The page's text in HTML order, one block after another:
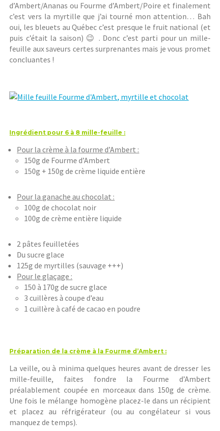
d’Ambert/Ananas ou Fourme d’Ambert/Poire et finalement
c’est vers la myrtille que j’ai tourné mon attention… Bah
oui, les bleuets au Québec c’est presque le fruit national (et
puis c’était la saison) 😉 . Donc c’est parti pour un mille-
feuille aux saveurs certes surprenantes mais je vous promet
concluantes !
Ingrédient pour 6 à 8 mille-feuille :
Pour la crème à la fourme d’Ambert :
150g de Fourme d’Ambert
150g + 150g de crème liquide entière
Pour la ganache au chocolat :
100g de chocolat noir
100g de crème entière liquide
2 pâtes feuilletées
Du sucre glace
125g de myrtilles (sauvage +++)
Pour le glaçage :
150 à 170g de sucre glace
3 cuillères à coupe d’eau
1 cuillère à café de cacao en poudre
Préparation de la crème à la Fourme d’Ambert :
La veille, ou à minima quelques heures avant de dresser les
mille-feuille, faites fondre la Fourme d’Ambert
préalablement coupée en morceaux dans 150g de crème.
Une fois le mélange homogène placez-le dans un récipient
et placez au réfrigérateur (ou au congélateur si vous
manquez de temps).